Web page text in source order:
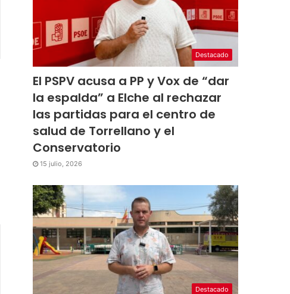
Destacado
El PSPV acusa a PP y Vox de “dar
la espalda” a Elche al rechazar
las partidas para el centro de
salud de Torrellano y el
Conservatorio
15 julio, 2026
Destacado